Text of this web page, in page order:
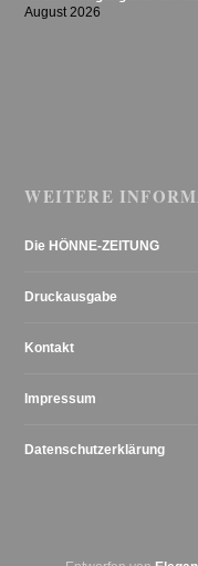
August 2026
WEITERE
Die HÖNNE-ZEITUNG
Druckausgabe
Kontakt
Impressum
Datenschutzerklärung